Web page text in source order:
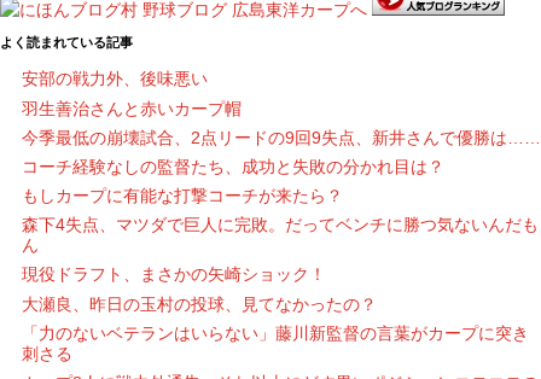
よく読まれている記事
安部の戦力外、後味悪い
羽生善治さんと赤いカープ帽
今季最低の崩壊試合、2点リードの9回9失点、新井さんで優勝は……
コーチ経験なしの監督たち、成功と失敗の分かれ目は？
もしカープに有能な打撃コーチが来たら？
森下4失点、マツダで巨人に完敗。だってベンチに勝つ気ないんだも
ん
現役ドラフト、まさかの矢崎ショック！
大瀬良、昨日の玉村の投球、見てなかったの？
「力のないベテランはいらない」藤川新監督の言葉がカープに突き
刺さる